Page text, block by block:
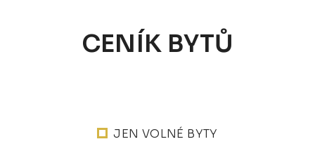
CENÍK BYTŮ
JEN VOLNÉ BYTY